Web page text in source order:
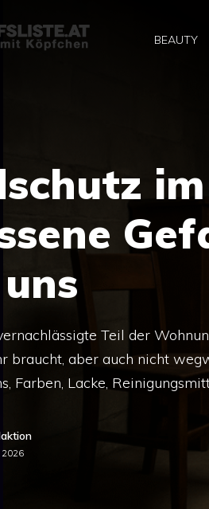
BEAUTY
Teil der
braucht, aber auch nicht
Farben, Lacke,
2026